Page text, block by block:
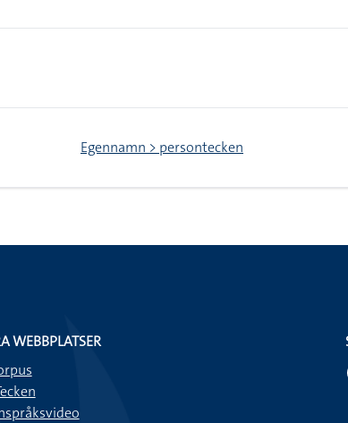
Egennamn > persontecken
WEBBPLATSER